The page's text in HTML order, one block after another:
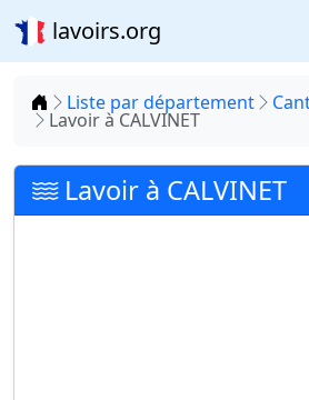
lavoirs.org
Accueil
Liste par département
Lavoir à CALVINET
Lavoir à CALVINET